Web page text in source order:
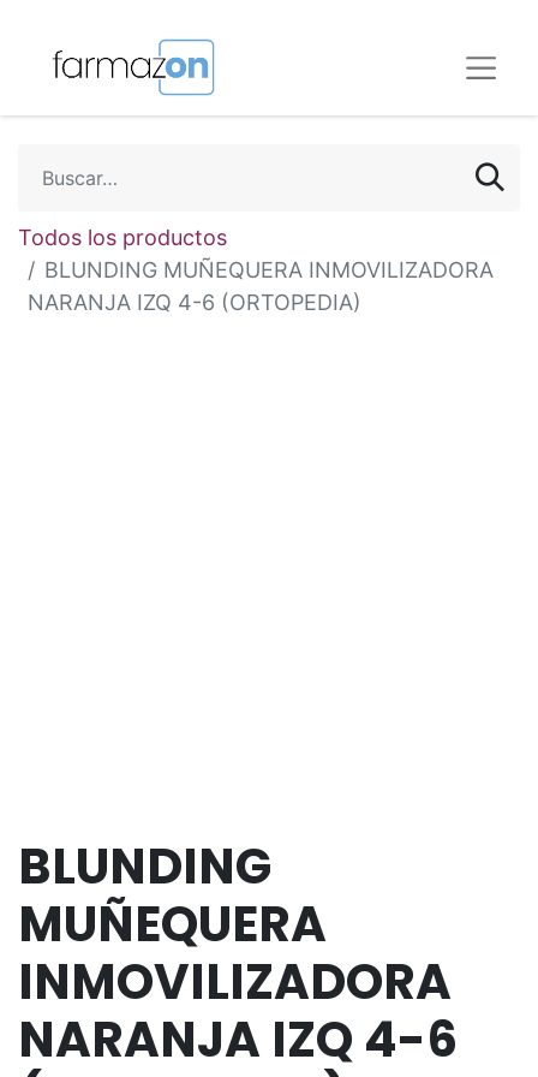
Todos los productos
BLUNDING MUÑEQUERA INMOVILIZADORA
NARANJA IZQ 4-6 (ORTOPEDIA)
BLUNDING
MUÑEQUERA
INMOVILIZADORA
NARANJA IZQ 4-6